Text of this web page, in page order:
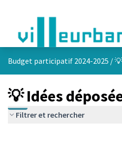
Budget participatif 2024-2025 /
💡 Idées
Filtrer et rechercher